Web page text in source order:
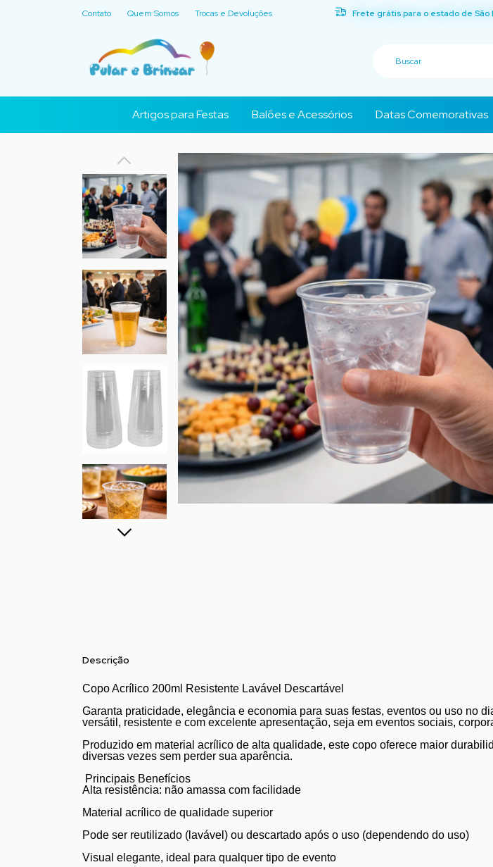
Contato Quem Somos Trocas e Devoluções Frete grátis para o estado de São
Artigos para Festas Balões e Acessórios Datas Comemorativas
Descrição
Copo Acrílico 200ml Resistente Lavável Descartável
Garanta praticidade, elegância e economia para suas festas, eventos ou uso no
versátil, resistente e com excelente apresentação, seja em eventos sociais,
Produzido em material acrílico de alta qualidade, este copo oferece maior
diversas vezes sem perder sua aparência.
Principais Benefícios
Alta resistência: não amassa com facilidade
Material acrílico de qualidade superior
Pode ser reutilizado (lavável) ou descartado após o uso (dependendo do uso)
Visual elegante, ideal para qualquer tipo de evento